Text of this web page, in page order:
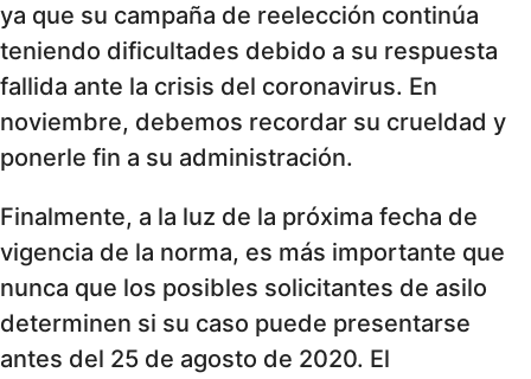
ya que su campaña de reelección continúa
teniendo dificultades debido a su respuesta
fallida ante la crisis del coronavirus. En
noviembre, debemos recordar su crueldad y
ponerle fin a su administración.
Finalmente, a la luz de la próxima fecha de
vigencia de la norma, es más importante que
nunca que los posibles solicitantes de asilo
determinen si su caso puede presentarse
antes del 25 de agosto de 2020. El